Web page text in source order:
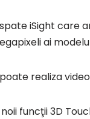
iSight care
ai
realiza
funcţii 3D